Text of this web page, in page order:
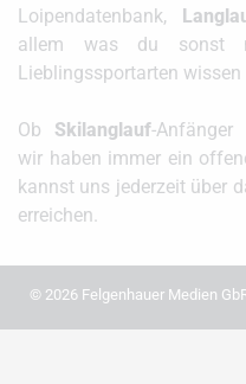
Loipendatenbank,
allem was du sonst
Lieblingssportarten wissen
Ob Skilanglauf-Anfänger
wir haben immer ein
kannst uns jederzeit über
erreichen.
© 2026 Felgenhauer Medien